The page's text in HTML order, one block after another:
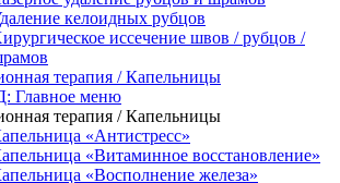
келоидных рубцов
иссечение швов / рубцов /
терапия / Капельницы
Главное меню
терапия / Капельницы
«Антистресс»
«Витаминное восстановление»
«Восполнение железа»